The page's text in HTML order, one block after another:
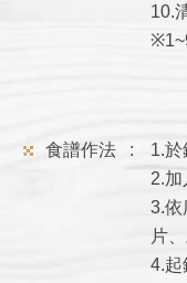
10.
食譜作法 :
1.
2.
3.依
片
4.起